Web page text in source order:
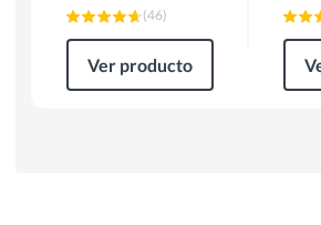
(46)
Ver producto